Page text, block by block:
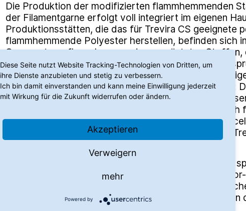
Die Produktion der modifizierten flammhemmenden
der Filamentgarne erfolgt voll integriert im eigenen
Produktionsstätten, die das für Trevira CS geeignete
flammhemmende Polyester herstellen, befinden sich
Gegensatz zu flammhemmend ausgerüsteten Stoffen,
Gebrauch, Alterung oder häufiges Waschen ihren
verlieren können, bieten Trevira CS Textilien
liegt an der chemischen Struktur der Polyesterfaser:
flammhemmenden Eigenschaften sind fest in der
können nicht herausgewaschen werden. Das gilt
Marke Trevira CS eco, bei der die Stoffe einen
mindestens 50% haben sowie für Stoffe der Marke
Zu den jüngsten Trevira®-Entwicklungen gehören 30
stabile Filamentgarne, die sich besonders für
Ferner sind flammhemmende Fasern und Garne aus
recyceltem Rohmaterial in der Entwicklung und ebnen
Diese Seite nutzt Website Tracking-Technologien von Dritten, um
ihre Dienste anzubieten und stetig zu verbessern.
Ich bin damit einverstanden und kann meine Einwilligung jederzeit
mit Wirkung für die Zukunft widerrufen oder ändern.
Akzeptieren
Verweigern
mehr
Powered by